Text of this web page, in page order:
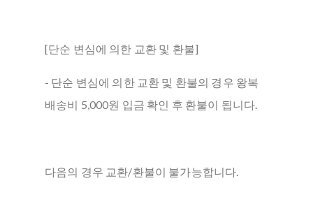
[단순 변심에 의한 교환 및 환불]
- 단순 변심에 의한 교환 및 환불의 경우 왕복
배송비 5,000원 입금 확인 후 환불이 됩니다.
다음의 경우 교환/환불이 불가능합니다.